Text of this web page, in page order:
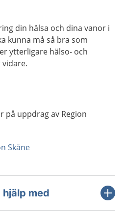
din hälsa och dina vanor i
kunna må så bra som
ytterligare hälso- och
på uppdrag av Region
Skåne
med